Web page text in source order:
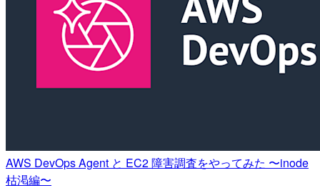
AWS DevOps Agent と EC2 障害調査をやってみた 〜inode
枯渇編〜